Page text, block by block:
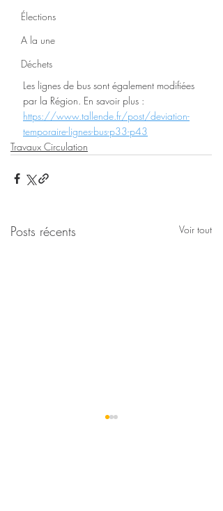
Élections
A la une
Déchets
Les lignes de bus sont également modifiées
par la Région. En savoir plus :
https://www.tallende.fr/post/deviation-
temporaire-lignes-bus-p33-p43
Travaux Circulation
Posts récents Voir tout